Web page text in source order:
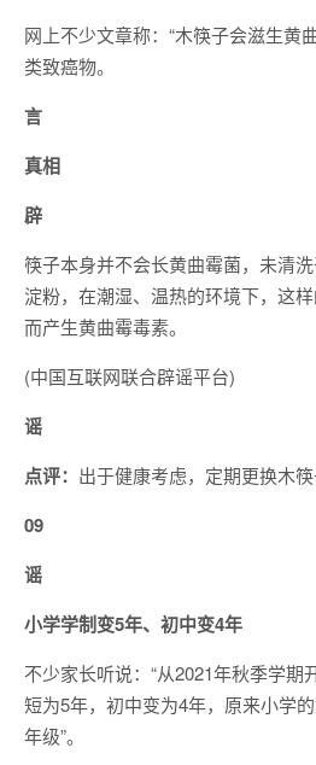
网上不少文章称：“木筷子会滋生黄
类致癌物。
言
真相
辟
筷子本身并不会长黄曲霉菌，未清
淀粉，在潮湿、温热的环境下，这
而产生黄曲霉毒素。
(中国互联网联合辟谣平台)
谣
点评： 出于健康考虑，定期更换木筷
09
谣
小学学制变5年、初中变4年
不少家长听说：“从2021年秋季学期
短为5年，初中变为4年，原来小学
年级”。